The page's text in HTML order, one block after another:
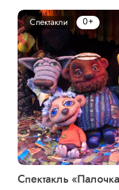
Спектакль
Спектакли 0+